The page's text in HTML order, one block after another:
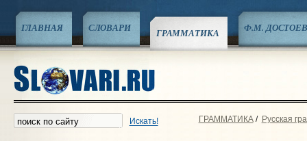
ГЛАВНАЯ СЛОВАРИ ГРАММАТИКА Ф.М.
Искать! ГРАММАТИКА/ Русская